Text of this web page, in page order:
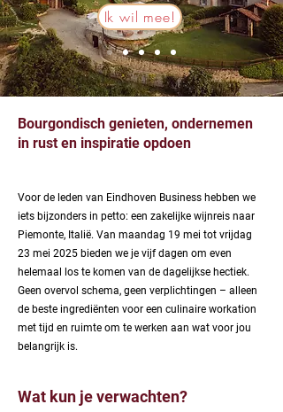
Ik wil mee!
Bourgondisch genieten, ondernemen
in rust en inspiratie opdoen
Voor de leden van Eindhoven Business hebben we
iets bijzonders in petto: een zakelijke wijnreis naar
Piemonte, Italië. Van maandag 19 mei tot vrijdag
23 mei 2025 bieden we je vijf dagen om even
helemaal los te komen van de dagelijkse hectiek.
Geen overvol schema, geen verplichtingen – alleen
de beste ingrediënten voor een culinaire workation
met tijd en ruimte om te werken aan wat voor jou
belangrijk is.
Wat kun je verwachten?